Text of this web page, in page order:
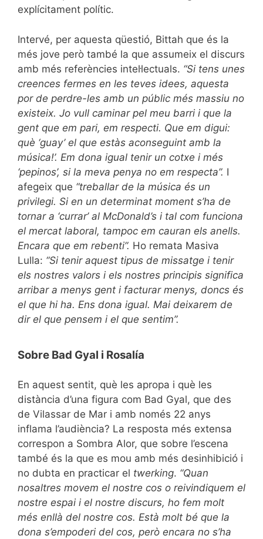
explícitament polític.
Intervé, per aquesta qüestió, Bittah que és la
més jove però també la que assumeix el discurs
amb més referències intel·lectuals. “Si tens unes
creences fermes en les teves idees, aquesta
por de perdre-les amb un públic més massiu no
existeix. Jo vull caminar pel meu barri i que la
gent que em pari, em respecti. Que em digui:
què ‘guay’ el que estàs aconseguint amb la
música!’. Em dona igual tenir un cotxe i més
‘pepinos’, si la meva penya no em respecta”. I
afegeix que “treballar de la música és un
privilegi. Si en un determinat moment s’ha de
tornar a ‘currar’ al McDonald’s i tal com funciona
el mercat laboral, tampoc em cauran els anells.
Encara que em rebenti”. Ho remata Masiva
Lulla: “Si tenir aquest tipus de missatge i tenir
els nostres valors i els nostres principis significa
arribar a menys gent i facturar menys, doncs és
el que hi ha. Ens dona igual. Mai deixarem de
dir el que pensem i el que sentim”.
Sobre Bad Gyal i Rosalía
En aquest sentit, què les apropa i què les
distància d’una figura com Bad Gyal, que des
de Vilassar de Mar i amb només 22 anys
inflama l’audiència? La resposta més extensa
correspon a Sombra Alor, que sobre l’escena
també és la que es mou amb més desinhibició i
no dubta en practicar el twerking. “Quan
nosaltres movem el nostre cos o reivindiquem el
nostre espai i el nostre discurs, ho fem molt
més enllà del nostre cos. Està molt bé que la
dona s’empoderi del cos, però encara no s’ha